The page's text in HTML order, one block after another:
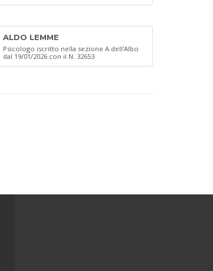
ALDO LEMME
Psicologo iscritto nella sezione A dell'Albo
dal 19/01/2026 con il N. 32653